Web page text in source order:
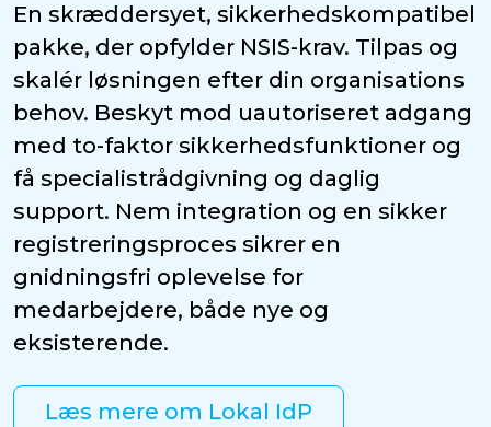
En skræddersyet, sikkerhedskompatibel
pakke, der opfylder NSIS-krav. Tilpas og
skalér løsningen efter din organisations
behov. Beskyt mod uautoriseret adgang
med to-faktor sikkerhedsfunktioner og
få specialistrådgivning og daglig
support. Nem integration og en sikker
registreringsproces sikrer en
gnidningsfri oplevelse for
medarbejdere, både nye og
eksisterende.
Læs mere om Lokal IdP